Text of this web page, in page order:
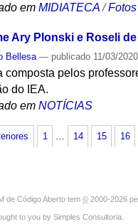
em MIDIATECA /Fotos
Ary Plonski e Roseli
Bellesa — publicado 11/03/
composta pelos
do IEA.
em NOTÍCIAS
1 14 15 16
de Código Aberto tem © 2000-2026
to you by Simples Consultoria